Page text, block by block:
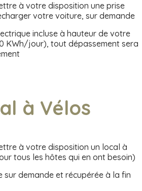
à votre disposition une prise
votre voiture, sur demande
incluse à hauteur de votre
KWh/jour), tout dépassement sera
à Vélos
à votre disposition un local à
tous les hôtes qui en ont besoin)
sur demande et récupérée à la fin